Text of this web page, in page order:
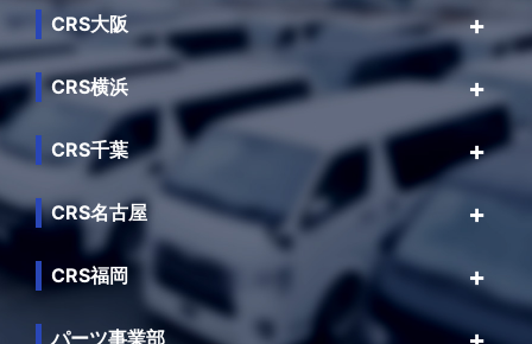
CRS大阪
CRS横浜
CRS千葉
CRS名古屋
CRS福岡
パーツ事業部